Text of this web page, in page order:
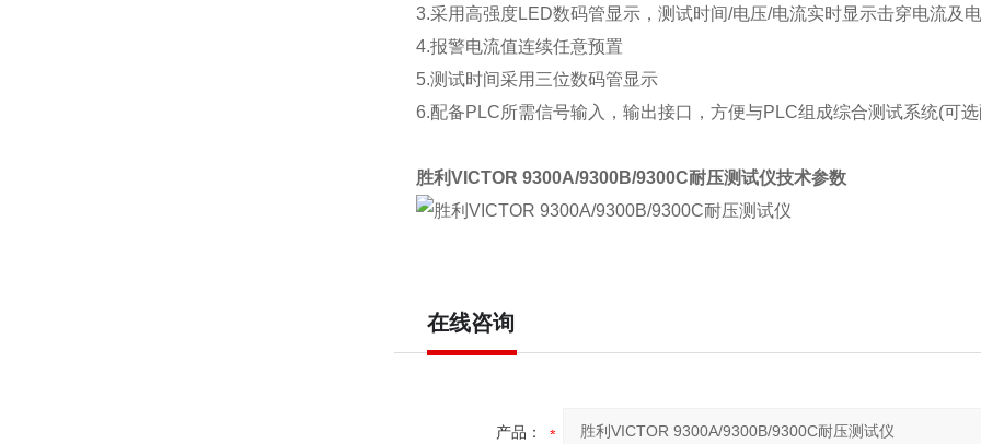
3.采用高强度LED数码管显示，测试时间/电压/电流实时显示击穿电流及
4.报警电流值连续任意预置
5.测试时间采用三位数码管显示
6.配备PLC所需信号输入，输出接口，方便与PLC组成综合测试系统(可
胜利VICTOR 9300A/9300B/9300C耐压测试仪技术参数
在线咨询
产品：